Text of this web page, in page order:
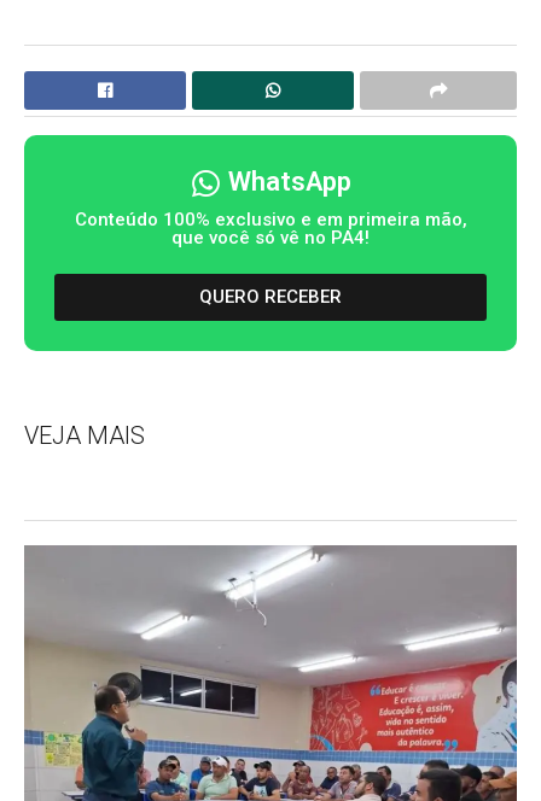
WhatsApp
Conteúdo 100% exclusivo e em primeira mão,
que você só vê no PA4!
QUERO RECEBER
VEJA MAIS